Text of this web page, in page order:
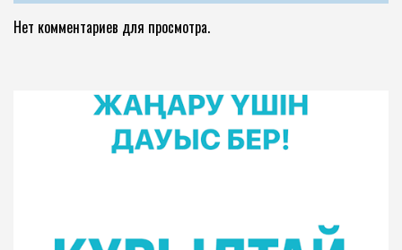
Нет комментариев для просмотра.